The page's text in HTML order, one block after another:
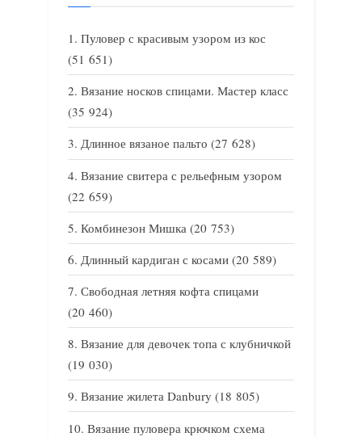
Пуловер с красивым узором из кос
(51 651)
Вязание носков спицами. Мастер класс
(35 924)
Длинное вязаное пальто (27 628)
Вязание свитера с рельефным узором
(22 659)
Комбинезон Мишка (20 753)
Длинный кардиган с косами (20 589)
Свободная летняя кофта спицами
(20 460)
Вязание для девочек топа с клубничкой
(19 030)
Вязание жилета Danbury (18 805)
Вязание пуловера крючком схема